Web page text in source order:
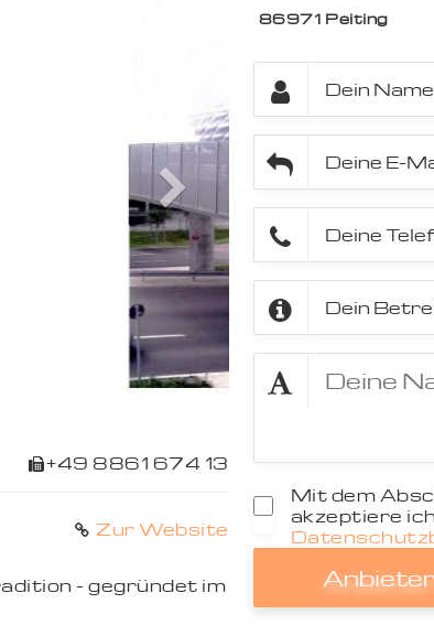
Next
+49 8861 674 13
Zur Website
- gegründet im
86971 Peiting
Mit dem
akzeptiere